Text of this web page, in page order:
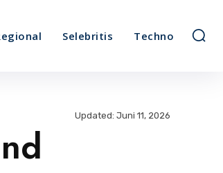
Selebritis Techno
Updated: Juni 11, 2026